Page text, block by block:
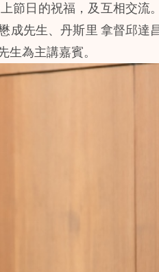
節日的祝福，及互相交流
成先生、丹斯里 拿督邱達
為主講嘉賓。